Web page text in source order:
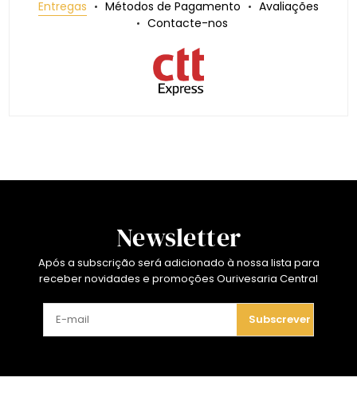
Entregas Métodos de Pagamento
Avaliações
Contacte-nos
Newsletter
Após a subscrição será adicionado à nossa lista para
receber novidades e promoções Ourivesaria Central
Subscrever